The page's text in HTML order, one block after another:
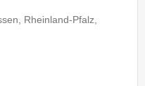
Rheinland-Pfalz,